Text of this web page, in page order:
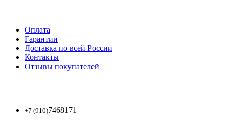
Оплата
Гарантии
Доставка по всей России
Контакты
Отзывы покупателей
+7 (910)7468171